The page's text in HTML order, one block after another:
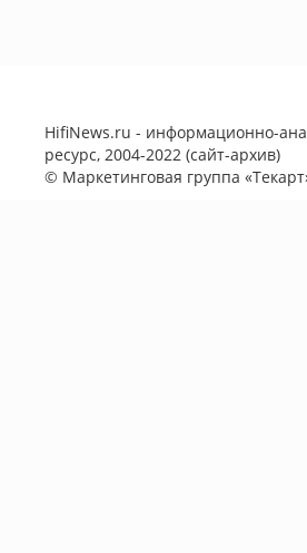
HifiNews.ru - информационно-
ресурс, 2004-2022 (сайт-архив)
© Маркетинговая группа